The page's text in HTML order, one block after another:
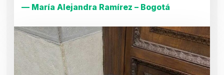
— María Alejandra Ramírez – Bogotá